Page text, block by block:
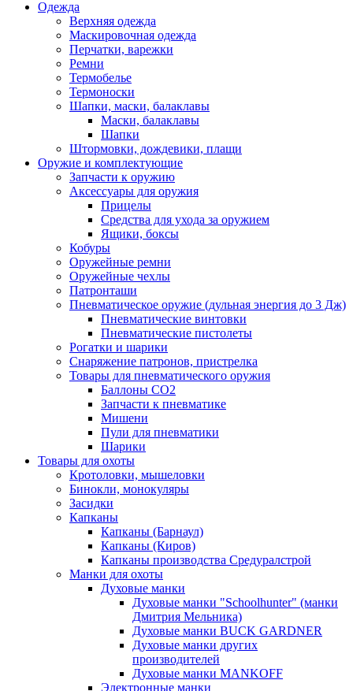
Одежда
Верхняя одежда
Маскировочная одежда
Перчатки, варежки
Ремни
Термобелье
Термоноски
Шапки, маски, балаклавы
Маски, балаклавы
Шапки
Штормовки, дождевики, плащи
Оружие и комплектующие
Запчасти к оружию
Аксессуары для оружия
Прицелы
Средства для ухода за оружием
Ящики, боксы
Кобуры
Оружейные ремни
Оружейные чехлы
Патронташи
Пневматическое оружие (дульная энергия до 3 Дж)
Пневматические винтовки
Пневматические пистолеты
Рогатки и шарики
Снаряжение патронов, пристрелка
Товары для пневматического оружия
Баллоны СО2
Запчасти к пневматике
Мишени
Пули для пневматики
Шарики
Товары для охоты
Кротоловки, мышеловки
Бинокли, монокуляры
Засидки
Капканы
Капканы (Барнаул)
Капканы (Киров)
Капканы производства Средуралстрой
Манки для охоты
Духовые манки
Духовые манки "Schoolhunter" (манки
Дмитрия Мельника)
Духовые манки BUCK GARDNER
Духовые манки других
производителей
Духовые манки MANKOFF
Электронные манки